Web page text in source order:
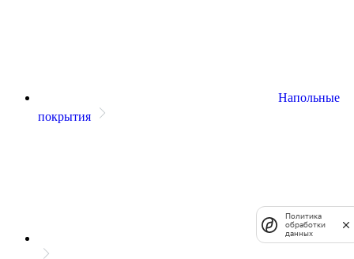
Напольные
покрытия
Сантехника
Политика
обработки
данных